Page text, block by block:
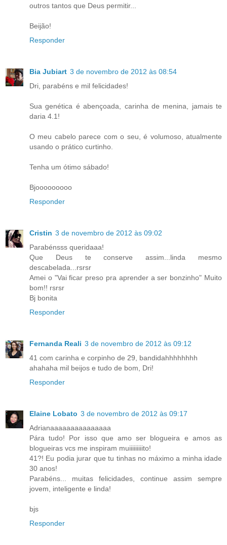
outros tantos que Deus permitir...
Beijão!
Responder
Bia Jubiart 3 de novembro de 2012 às 08:54
Dri, parabéns e mil felicidades!
Sua genética é abençoada, carinha de menina, jamais te
daria 4.1!
O meu cabelo parece com o seu, é volumoso, atualmente
usando o prático curtinho.
Tenha um ótimo sábado!
Bjooooooooo
Responder
Cristin 3 de novembro de 2012 às 09:02
Parabénsss queridaaa!
Que Deus te conserve assim...linda mesmo
descabelada...rsrsr
Amei o "Vai ficar preso pra aprender a ser bonzinho" Muito
bom!! rsrsr
Bj bonita
Responder
Fernanda Reali 3 de novembro de 2012 às 09:12
41 com carinha e corpinho de 29, bandidahhhhhhhh
ahahaha mil beijos e tudo de bom, Dri!
Responder
Elaine Lobato 3 de novembro de 2012 às 09:17
Adrianaaaaaaaaaaaaaaa
Pára tudo! Por isso que amo ser blogueira e amos as
blogueiras vcs me inspiram muiiiiiiiiito!
41?! Eu podia jurar que tu tinhas no máximo a minha idade
30 anos!
Parabéns... muitas felicidades, continue assim sempre
jovem, inteligente e linda!
bjs
Responder